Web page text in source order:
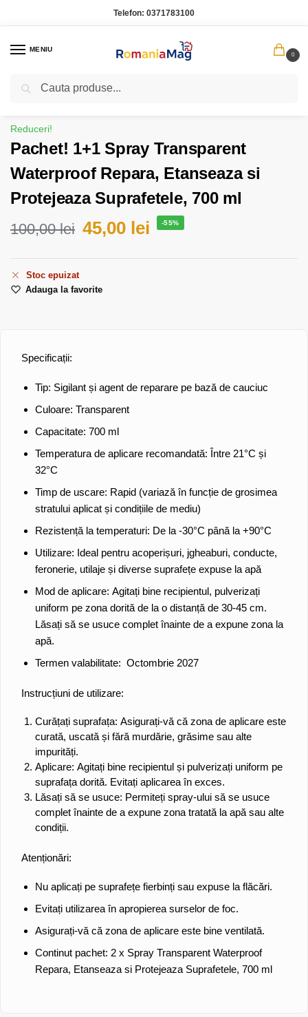
Telefon: 0371783100
MENIU
0
Prima pagină / Casa Gradina
Reduceri!
Pachet! 1+1 Spray Transparent
Waterproof Repara, Etanseaza si
Protejeaza Suprafetele, 700 ml
100,00lei 45,00 lei -55%
Stoc epuizat
Adauga la favorite
Specificații:
Tip: Sigilant și agent de reparare pe bază de cauciuc
Culoare: Transparent
Capacitate: 700 ml
Temperatura de aplicare recomandată: Între 21°C și
32°C
Timp de uscare: Rapid (variază în funcție de grosimea
stratului aplicat și condițiile de mediu)
Rezistență la temperaturi: De la -30°C până la +90°C
Utilizare: Ideal pentru acoperișuri, jgheaburi, conducte,
feronerie, utilaje și diverse suprafețe expuse la apă
Mod de aplicare: Agitați bine recipientul, pulverizați
uniform pe zona dorită de la o distanță de 30-45 cm.
Lăsați să se usuce complet înainte de a expune zona la
apă.
Termen valabilitate: Octombrie 2027
Instrucțiuni de utilizare:
Curățați suprafața: Asigurați-vă că zona de aplicare este
curată, uscată și fără murdărie, grăsime sau alte
impurități.
Aplicare: Agitați bine recipientul și pulverizați uniform pe
suprafața dorită. Evitați aplicarea în exces.
Lăsați să se usuce: Permiteți spray-ului să se usuce
complet înainte de a expune zona tratată la apă sau alte
condiții.
Atenționări:
Nu aplicați pe suprafețe fierbinți sau expuse la flăcări.
Evitați utilizarea în apropierea surselor de foc.
Asigurați-vă că zona de aplicare este bine ventilată.
Continut pachet: 2 x Spray Transparent Waterproof
Repara, Etanseaza si Protejeaza Suprafetele, 700 ml